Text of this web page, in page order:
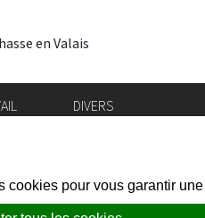
en Valais
DIVERS